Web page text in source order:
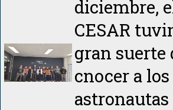
diciembre,
CESAR
gran suerte
cnocer a los
astronautas